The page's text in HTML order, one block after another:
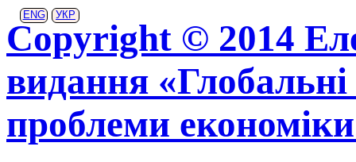
ENG УКР
Copyright © 2014
видання «Глобальні
проблеми